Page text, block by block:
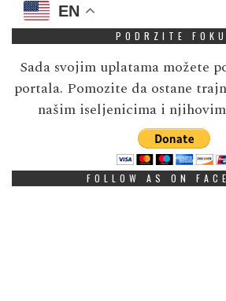
EN
PODRZITE
Sada svojim uplatama možete
portala. Pomozite da ostane
našim iseljenicima i
FOLLOW AS ON